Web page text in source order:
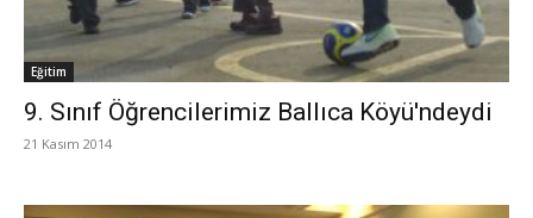
Eğitim
9. Sınıf Öğrencilerimiz Ballıca Köyü'ndeydi
21 Kasım 2014